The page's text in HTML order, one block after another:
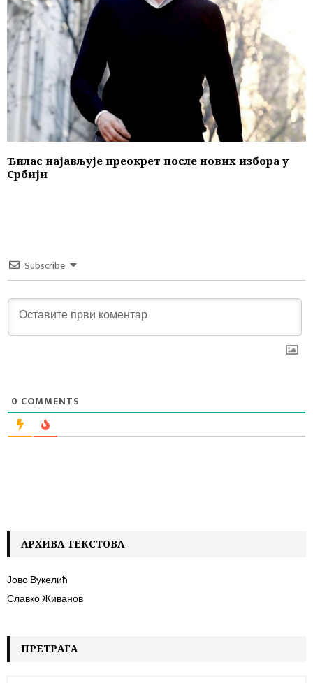
Ђилас најављује преокрет после нових избора у
Србији
Subscribe
0 COMMENTS
АРХИВА ТЕКСТОВА
Јово Вукелић
Славко Живанов
ПРЕТРАГА